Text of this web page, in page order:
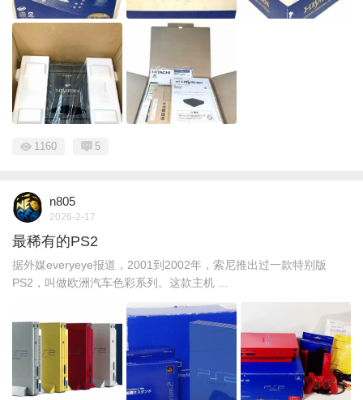
1160 5
n805
2026-2-17
最稀有的PS2
据外媒everyeye报道，2001到2002年，索尼推出过一款特别版
PS2，叫做欧洲汽车色彩系列。这款主机 ...